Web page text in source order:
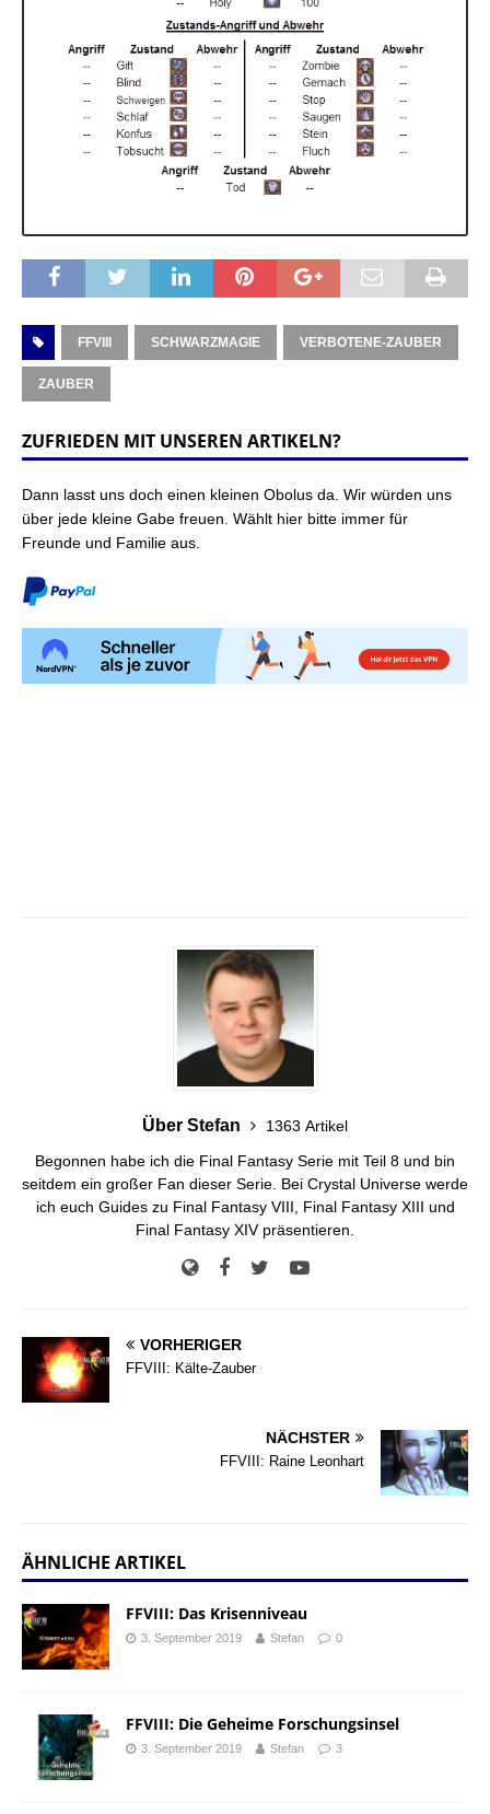
FFVIII SCHWARZMAGIE VERBOTENE-ZAUBER
ZAUBER
ZUFRIEDEN MIT UNSEREN ARTIKELN?
Dann lasst uns doch einen kleinen Obolus da. Wir würden uns
über jede kleine Gabe freuen. Wählt hier bitte immer für
Freunde und Familie aus.
Über Stefan
1363 Artikel
Begonnen habe ich die Final Fantasy Serie mit Teil 8 und bin
seitdem ein großer Fan dieser Serie. Bei Crystal Universe werde
ich euch Guides zu Final Fantasy VIII, Final Fantasy XIII und
Final Fantasy XIV präsentieren.
VORHERIGER
FFVIII: Kälte-Zauber
NÄCHSTER
FFVIII: Raine Leonhart
ÄHNLICHE ARTIKEL
FFVIII: Das Krisenniveau
3. September 2019 Stefan 0
FFVIII: Die Geheime Forschungsinsel
3. September 2019 Stefan 3